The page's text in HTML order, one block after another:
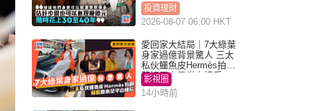
投資理財
2026-08-07 06:00 HKT
愛回家大結局｜7大綠葉
身家過億背景驚人 三太
私伙鱷魚皮Hermès拍劇
蘇姐原來是半山樓后
影視圈
14小時前